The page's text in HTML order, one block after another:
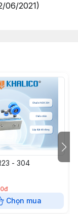
06/2021)
- 304
Chọn mua